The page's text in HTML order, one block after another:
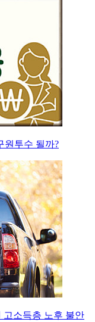
원투수 될까?
고소득층 노후 불안